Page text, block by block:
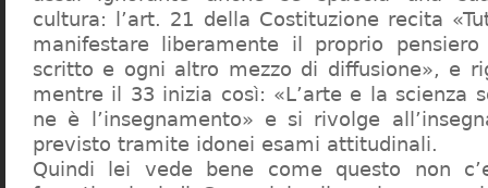
cultura: l’art. 21 della Costituzione recita
manifestare liberamente il proprio
scritto e ogni altro mezzo di diffusione», e
mentre il 33 inizia così: «L’arte e la scienza
ne è l’insegnamento» e si rivolge
previsto tramite idonei esami attitudinali.
Quindi lei vede bene come questo non